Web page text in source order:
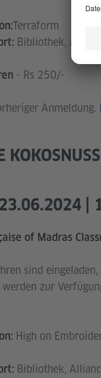
Terraform
Bibliothek,
- Rs 250/-
Anmeldung.
|
of Madras
sind
zur
High on
Bibliothek,